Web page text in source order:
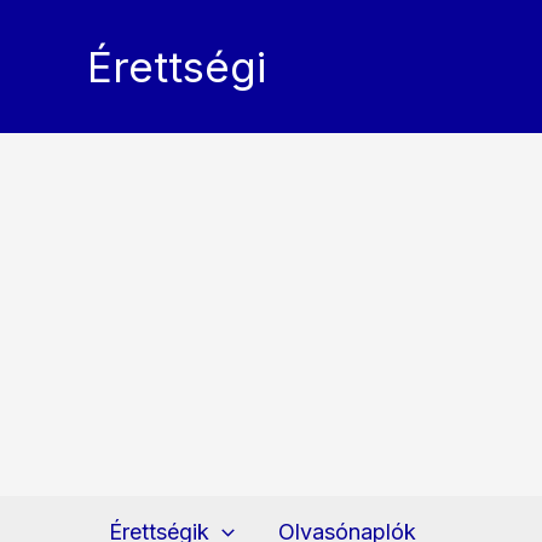
Érettségi
Érettségik Olvasónaplók